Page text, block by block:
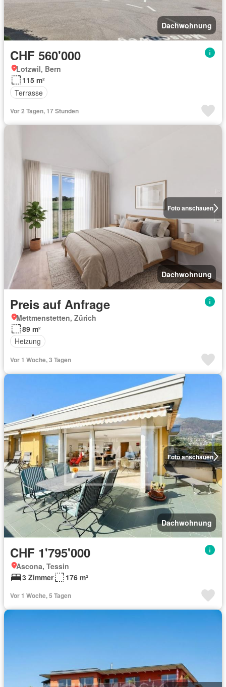
Dachwohnung
CHF 560'000
Lotzwil, Bern
115 m²
Terrasse
Vor 2 Tagen, 17 Stunden
Foto anschauen
Dachwohnung
Preis auf Anfrage
Mettmenstetten, Zürich
89 m²
Heizung
Vor 1 Woche, 3 Tagen
Foto anschauen
Dachwohnung
CHF 1'795'000
Ascona, Tessin
3 Zimmer
176 m²
Vor 1 Woche, 5 Tagen